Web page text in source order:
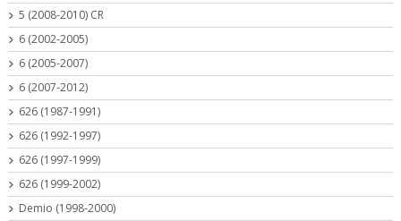
5 (2008-2010) CR
6 (2002-2005)
6 (2005-2007)
6 (2007-2012)
626 (1987-1991)
626 (1992-1997)
626 (1997-1999)
626 (1999-2002)
Demio (1998-2000)